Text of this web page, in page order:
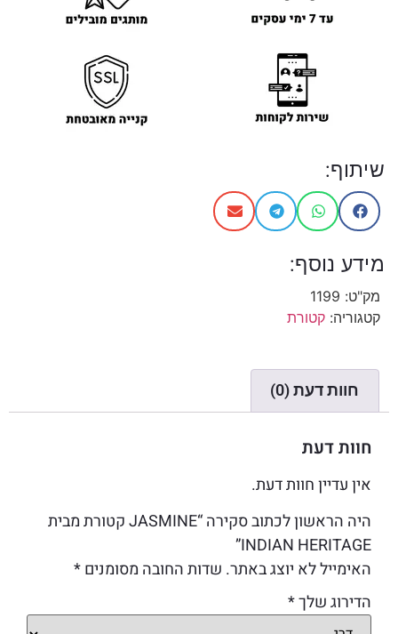
שיתוף:
מידע נוסף:
מק"ט: 1199
קטגוריה: קטורת
חוות דעת (0)
חוות דעת
אין עדיין חוות דעת.
היה הראשון לכתוב סקירה “JASMINE קטורת מבית
INDIAN HERITAGE”
האימייל לא יוצג באתר. שדות החובה מסומנים*
הדירוג שלך*